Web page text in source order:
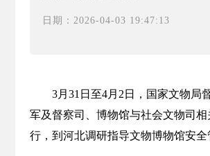
日期：2026-04-03 19:47:13
3月31日至4月2日，国家文物局
军及督察司、博物馆与社会文物司
行，到河北调研指导文物博物馆安全